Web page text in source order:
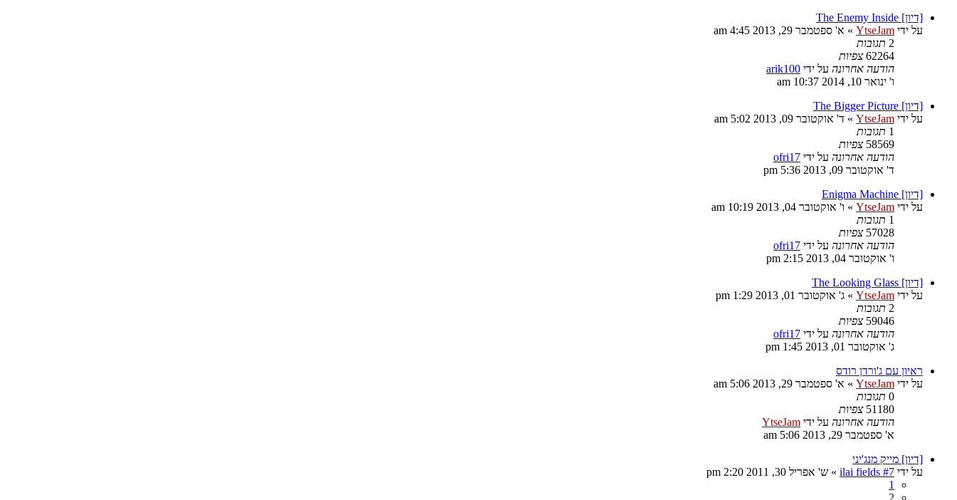
[דיון] The Enemy Inside
על ידי YtseJam
» א' ספטמבר 29, 2013 4:45 am
2 תגובות
62264 צפיות
הודעה אחרונה על ידי arik100
ו' ינואר 10, 2014 10:37 am
[דיון] The Bigger Picture
על ידי YtseJam
» ד' אוקטובר 09, 2013 5:02 am
1 תגובות
58569 צפיות
הודעה אחרונה על ידי ofri17
ד' אוקטובר 09, 2013 5:36 pm
[דיון] Enigma Machine
על ידי YtseJam
» ו' אוקטובר 04, 2013 10:19 am
1 תגובות
57028 צפיות
הודעה אחרונה על ידי ofri17
ו' אוקטובר 04, 2013 2:15 pm
[דיון] The Looking Glass
על ידי YtseJam
» ג' אוקטובר 01, 2013 1:29 pm
2 תגובות
59046 צפיות
הודעה אחרונה על ידי ofri17
ג' אוקטובר 01, 2013 1:45 pm
ראיון עם ג'ורדן רודס
על ידי YtseJam
» א' ספטמבר 29, 2013 5:06 am
0 תגובות
51180 צפיות
הודעה אחרונה על ידי YtseJam
א' ספטמבר 29, 2013 5:06 am
[דיון] מייק מנג'יני
על ידי ilai fields #7
» ש' אפריל 30, 2011 2:20 pm
1
2